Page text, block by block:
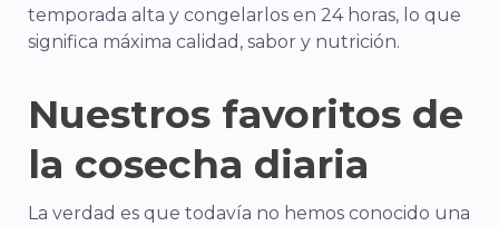
temporada alta y congelarlos en 24 horas, lo que
significa máxima calidad, sabor y nutrición.
Nuestros favoritos de
la cosecha diaria
La verdad es que todavía no hemos conocido una